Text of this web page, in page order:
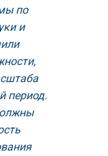
по
и
период.